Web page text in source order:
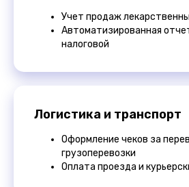
Учет продаж
Автоматизированная
налоговой
Логистика и транспорт
Оформление чеков за
грузоперевозки
Оплата проезда и